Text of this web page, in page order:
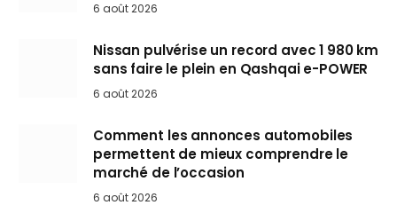
6 août 2026
Nissan pulvérise un record avec 1 980 km
sans faire le plein en Qashqai e-POWER
6 août 2026
Comment les annonces automobiles
permettent de mieux comprendre le
marché de l’occasion
6 août 2026